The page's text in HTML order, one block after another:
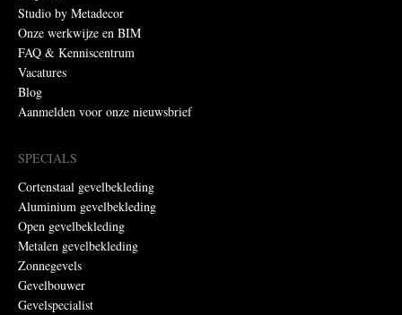
Studio by Metadecor
Onze werkwijze en BIM
FAQ & Kenniscentrum
Vacatures
Blog
Aanmelden voor onze nieuwsbrief
SPECIALS
Cortenstaal gevelbekleding
Aluminium gevelbekleding
Open gevelbekleding
Metalen gevelbekleding
Zonnegevels
Gevelbouwer
Gevelspecialist